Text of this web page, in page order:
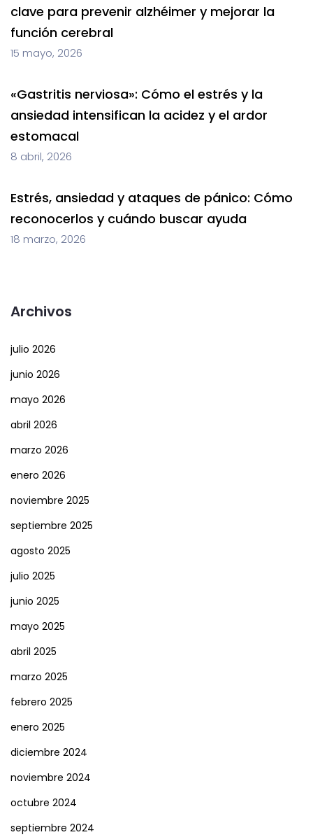
clave para prevenir alzhéimer y mejorar la
función cerebral
15 mayo, 2026
«Gastritis nerviosa»: Cómo el estrés y la
ansiedad intensifican la acidez y el ardor
estomacal
8 abril, 2026
Estrés, ansiedad y ataques de pánico: Cómo
reconocerlos y cuándo buscar ayuda
18 marzo, 2026
Archivos
julio 2026
junio 2026
mayo 2026
abril 2026
marzo 2026
enero 2026
noviembre 2025
septiembre 2025
agosto 2025
julio 2025
junio 2025
mayo 2025
abril 2025
marzo 2025
febrero 2025
enero 2025
diciembre 2024
noviembre 2024
octubre 2024
septiembre 2024